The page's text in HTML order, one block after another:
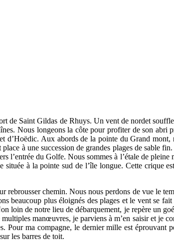
de Saint Gildas de Rhuys. Un vent de nordet
Nous longeons la côte pour profiter de son
Aux abords de la pointe du Grand mont,
à une succession de grandes plages de sable
l’entrée du Golfe. Nous sommes à l’étale de
à la pointe sud de l’île longue. Cette crique
rebrousser chemin. Nous nous perdons de vue le
beaucoup plus éloignés des plages et le vent se
loin de notre lieu de débarquement, je repère un
manœuvres, je parviens à m’en saisir et je
Pour ma compagne, le dernier mille est éprouvant
les barres de toit.